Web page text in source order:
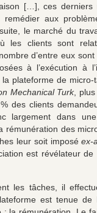
[…], ces derniers
aux
le marché du
les clients sont
d’entre eux sont
à l’exécution à
plateforme de micro-
Mechanical Turk,
des clients
largement dans
rémunération des
leur soit imposéex-
est révélateur
les tâches, il
est tenue de